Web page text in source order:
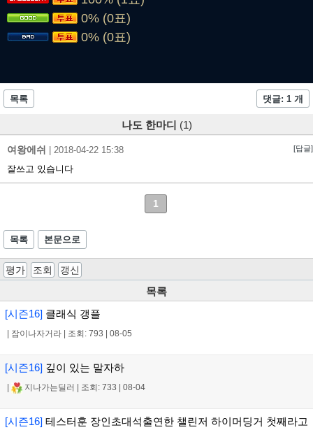
0% (0표)
0% (0표)
목록 댓글: 1 개
나도 한마디 (1)
여왕에쉬 2018-04-22 15:38 [답글]
잘쓰고 있습니다
1
목록 본문으로
평가 조회 갱신
목록
[시즌16] 클래식 갱플
잠이나자거라 조회: 793 08-05
[시즌16] 깊이 있는 말자하
지나가는딜러 조회: 733 08-04
[시즌16] 테스터훈 장인초대석출연한 챌린저 하이머딩거 첫째라고